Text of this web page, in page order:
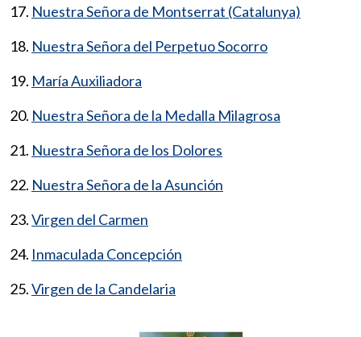
17. Nuestra Señora de Montserrat (Catalunya)
18. Nuestra Señora del Perpetuo Socorro
19. María Auxiliadora
20. Nuestra Señora de la Medalla Milagrosa
21. Nuestra Señora de los Dolores
22. Nuestra Señora de la Asunción
23.Virgen del Carmen
24. Inmaculada Concepción
25.Virgen de la Candelaria